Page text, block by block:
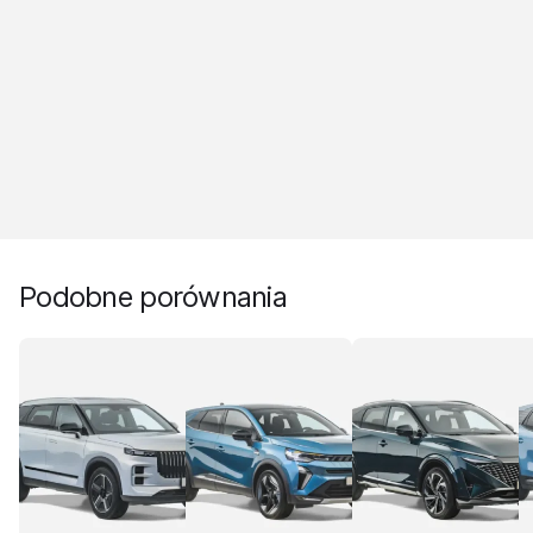
Podobne porównania